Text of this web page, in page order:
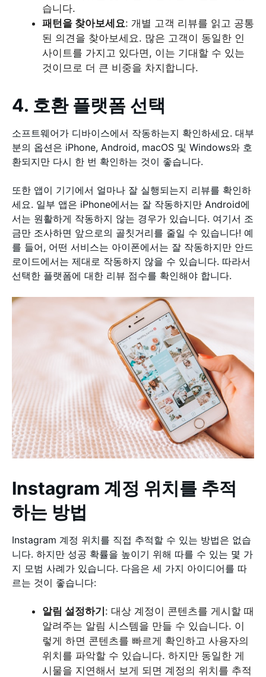
습니다.
패턴을 찾아보세요: 개별 고객 리뷰를 읽고 공통
된 의견을 찾아보세요. 많은 고객이 동일한 인
사이트를 가지고 있다면, 이는 기대할 수 있는
것이므로 더 큰 비중을 차지합니다.
4. 호환 플랫폼 선택
소프트웨어가 디바이스에서 작동하는지 확인하세요. 대부
분의 옵션은 iPhone, Android, macOS 및 Windows와 호
환되지만 다시 한 번 확인하는 것이 좋습니다.
또한 앱이 기기에서 얼마나 잘 실행되는지 리뷰를 확인하
세요. 일부 앱은 iPhone에서는 잘 작동하지만 Android에
서는 원활하게 작동하지 않는 경우가 있습니다. 여기서 조
금만 조사하면 앞으로의 골칫거리를 줄일 수 있습니다! 예
를 들어, 어떤 서비스는 아이폰에서는 잘 작동하지만 안드
로이드에서는 제대로 작동하지 않을 수 있습니다. 따라서
선택한 플랫폼에 대한 리뷰 점수를 확인해야 합니다.
Instagram 계정 위치를 추적
하는 방법
Instagram 계정 위치를 직접 추적할 수 있는 방법은 없습
니다. 하지만 성공 확률을 높이기 위해 따를 수 있는 몇 가
지 모범 사례가 있습니다. 다음은 세 가지 아이디어를 따
르는 것이 좋습니다:
알림 설정하기: 대상 계정이 콘텐츠를 게시할 때
알려주는 알림 시스템을 만들 수 있습니다. 이
렇게 하면 콘텐츠를 빠르게 확인하고 사용자의
위치를 파악할 수 있습니다. 하지만 동일한 게
시물을 지연해서 보게 되면 계정의 위치를 추적